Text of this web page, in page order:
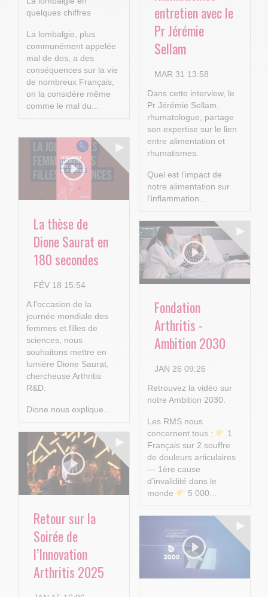
quelques chiffres
La lombalgie, plus
communément appelée
mal de dos, a des
conséquences sur la vie
de nombreux Français,
on la considère même
comme le mal du...
entretien avec le
Pr Jérémie
Sellam
MAR 31 13:58
Dans cette interview, le
Pr Jérémie Sellam,
rhumatologue, partage
son expertise sur le lien
entre alimentation et
rhumatismes.
Quel est l’impact de
notre alimentation sur
l’inflammation...
La thèse de
Dione Saurat en
180 secondes
FÉV 18 15:54
A l'occasion de la
journée mondiale des
femmes et filles de
sciences, nous
souhaitons mettre en
lumière Dione Saurat,
chercheuse Arthritis
R&D.
Dione nous explique...
Fondation
Arthritis -
Ambition 2030
JAN 26 09:26
Retrouvez la vidéo sur
notre Ambition 2030.
Les RMS nous
concernent tous :
1
Français sur 2 souffre
de douleurs articulaires
— 1ère cause
d’invalidité dans le
monde
5 000...
Retour sur la
Soirée de
l’Innovation
Arthritis 2025